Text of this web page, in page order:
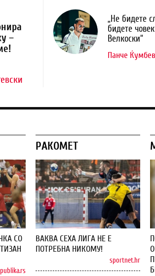
–
„Не бидете
бидете
Велкоски“
Панче Ќумбев
СО
РАКОМЕТ
ВАКВА СЕХА ЛИГА НЕ Е
ПОТРЕБНА НИКОМУ!
sportnet.hr